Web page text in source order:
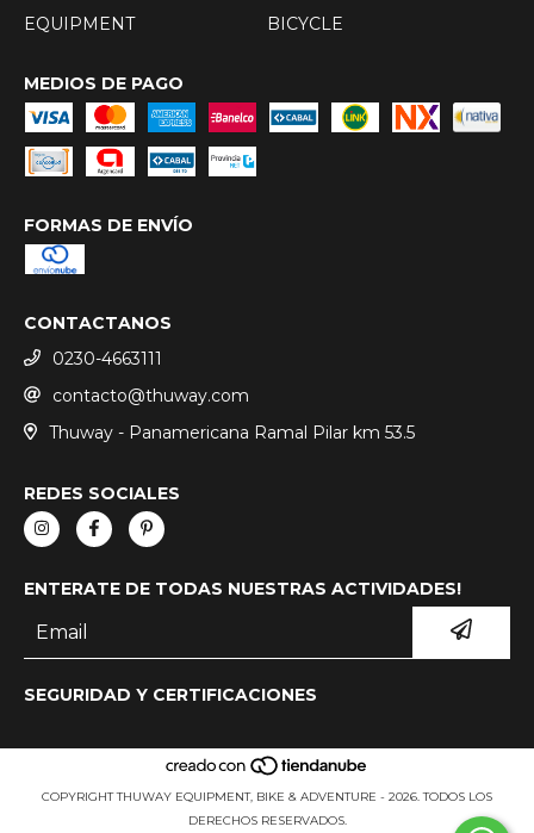
EQUIPMENT BICYCLE
MEDIOS DE PAGO
FORMAS DE ENVÍO
CONTACTANOS
0230-4663111
contacto@thuway.com
Thuway - Panamericana Ramal Pilar km 53.5
REDES SOCIALES
ENTERATE DE TODAS NUESTRAS ACTIVIDADES!
SEGURIDAD Y CERTIFICACIONES
COPYRIGHT THUWAY EQUIPMENT, BIKE & ADVENTURE - 2026. TODOS LOS
DERECHOS RESERVADOS.